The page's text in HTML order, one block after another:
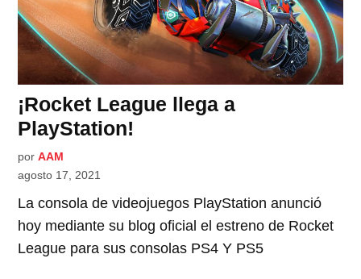
¡Rocket League llega a
PlayStation!
por AAM
agosto 17, 2021
La consola de videojuegos PlayStation anunció
hoy mediante su blog oficial el estreno de Rocket
League para sus consolas PS4 Y PS5